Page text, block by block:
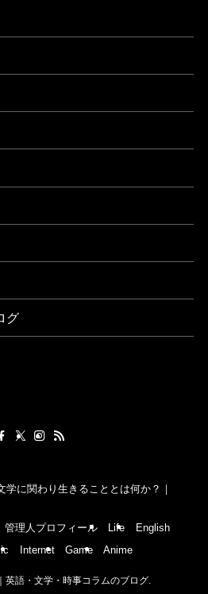
グ
に関わり生きることとは何か？｜
管理人プロフィール Life
English
Internet Game Anime
語・文学・時事コラムのブログ.